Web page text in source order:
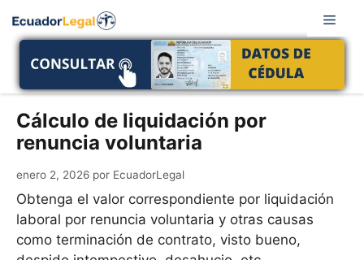
Cálculo de liquidación por
renuncia voluntaria
enero 2, 2026 por EcuadorLegal
Obtenga el valor correspondiente por liquidación
laboral por renuncia voluntaria y otras causas
como terminación de contrato, visto bueno,